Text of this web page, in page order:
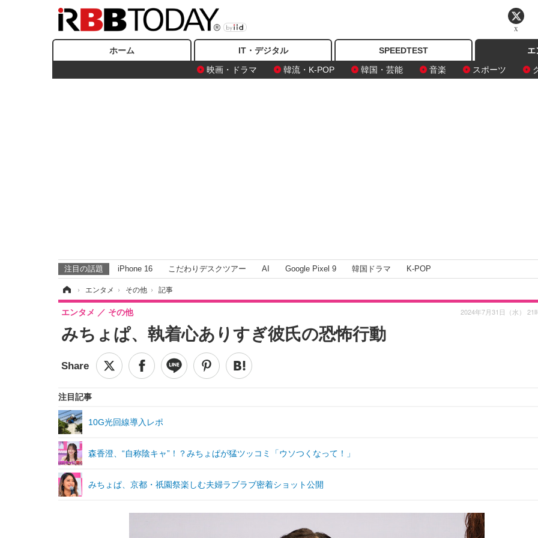
ホーム IT・デジタル SPEEDTEST
エ
映画・ドラマ
韓流・K-POP 韓国・芸能 音楽 スポーツ
注目の話題 iPhone 16 こだわりデスクツアー AI Google Pixel 9 韓国ドラマ K-POP
› エンタメ › その他 › 記事
みちょぱ、執着心ありすぎ彼氏の恐怖行動
エンタメ その他 2024年7月31日（水） 21
注目記事
10G光回線導入レポ
森香澄、“自称陰キャ”！？みちょぱが猛ツッコミ「ウソつくなって！」
みちょぱ、京都・祇園祭楽しむ夫婦ラブラブ密着ショット公開
X